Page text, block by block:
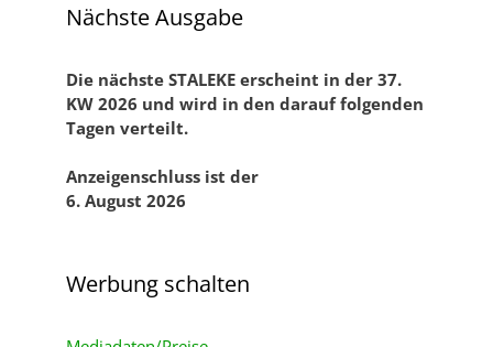
Nächste Ausgabe
Die nächste STALEKE erscheint in der 37.
KW 2026 und wird in den darauf folgenden
Tagen verteilt.
Anzeigenschluss ist der
6. August 2026
Werbung schalten